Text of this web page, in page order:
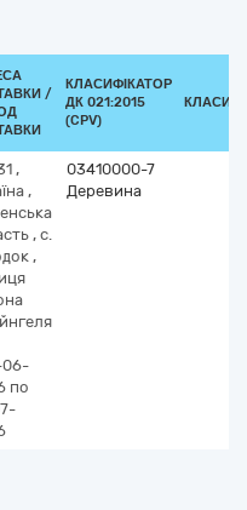
/
КЛАСИФІКАТОР
ДК 021:2015
(CPV)
,
,
, с.
,
06-
по
03410000-7
Деревина